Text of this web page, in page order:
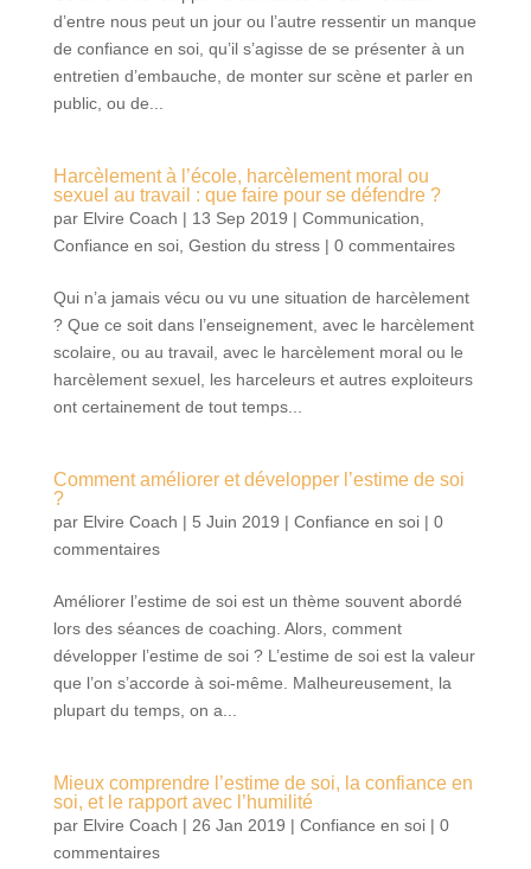
d’entre nous peut un jour ou l’autre ressentir un manque
de confiance en soi, qu’il s’agisse de se présenter à un
entretien d’embauche, de monter sur scène et parler en
public, ou de...
Harcèlement à l’école, harcèlement moral ou
sexuel au travail : que faire pour se défendre ?
par Elvire Coach | 13 Sep 2019 | Communication
Confiance en soi, Gestion du stress| 0 commentaires
Qui n’a jamais vécu ou vu une situation de harcèlement
? Que ce soit dans l’enseignement, avec le harcèlement
scolaire, ou au travail, avec le harcèlement moral ou le
harcèlement sexuel, les harceleurs et autres exploiteurs
ont certainement de tout temps...
Comment améliorer et développer l’estime de soi
?
par Elvire Coach | 5 Juin 2019 | Confiance en soi| 0
commentaires
Améliorer l’estime de soi est un thème souvent abordé
lors des séances de coaching. Alors, comment
développer l’estime de soi ? L’estime de soi est la valeur
que l’on s’accorde à soi-même. Malheureusement, la
plupart du temps, on a...
Mieux comprendre l’estime de soi, la confiance en
soi, et le rapport avec l’humilité
par Elvire Coach | 26 Jan 2019 | Confiance en soi| 0
commentaires